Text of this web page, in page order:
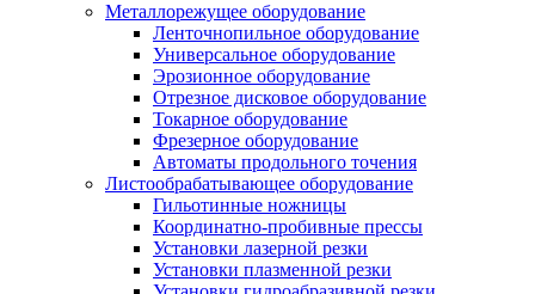
Металлорежущее оборудование
Ленточнопильное оборудование
Универсальное оборудование
Эрозионное оборудование
Отрезное дисковое оборудование
Токарное оборудование
Фрезерное оборудование
Автоматы продольного точения
Листообрабатывающее оборудование
Гильотинные ножницы
Координатно-пробивные прессы
Установки лазерной резки
Установки плазменной резки